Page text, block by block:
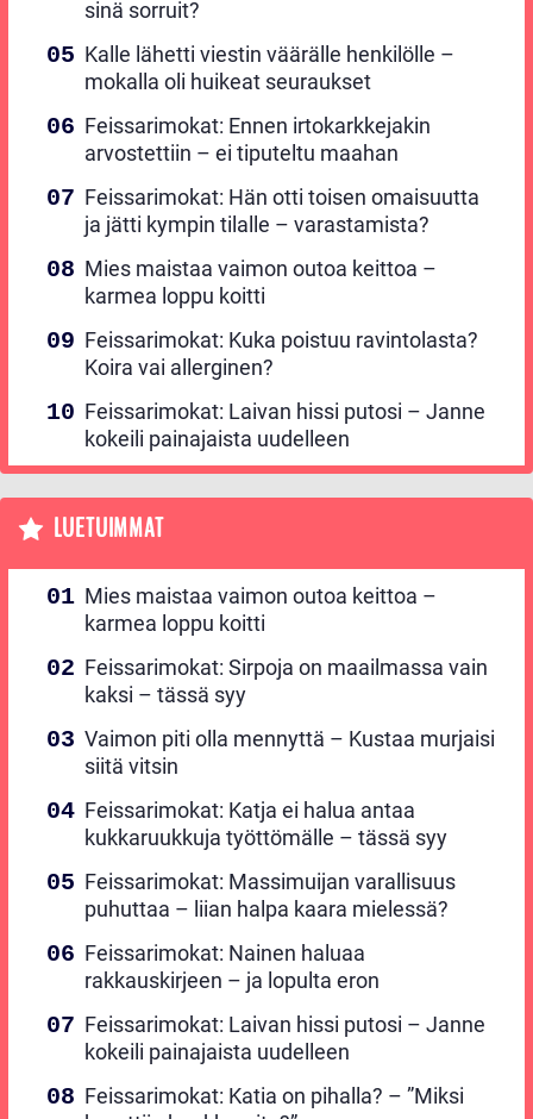
sinä sorruit?
Kalle lähetti viestin väärälle henkilölle –
mokalla oli huikeat seuraukset
Feissarimokat: Ennen irtokarkkejakin
arvostettiin – ei tiputeltu maahan
Feissarimokat: Hän otti toisen omaisuutta
ja jätti kympin tilalle – varastamista?
Mies maistaa vaimon outoa keittoa –
karmea loppu koitti
Feissarimokat: Kuka poistuu ravintolasta?
Koira vai allerginen?
Feissarimokat: Laivan hissi putosi – Janne
kokeili painajaista uudelleen
LUETUIMMAT
Mies maistaa vaimon outoa keittoa –
karmea loppu koitti
Feissarimokat: Sirpoja on maailmassa vain
kaksi – tässä syy
Vaimon piti olla mennyttä – Kustaa murjaisi
siitä vitsin
Feissarimokat: Katja ei halua antaa
kukkaruukkuja työttömälle – tässä syy
Feissarimokat: Massimuijan varallisuus
puhuttaa – liian halpa kaara mielessä?
Feissarimokat: Nainen haluaa
rakkauskirjeen – ja lopulta eron
Feissarimokat: Laivan hissi putosi – Janne
kokeili painajaista uudelleen
Feissarimokat: Katia on pihalla? – ”Miksi